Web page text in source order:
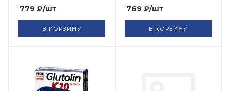
779 ₽/шт
В КОРЗИНУ
769 ₽/шт
В КОРЗИНУ